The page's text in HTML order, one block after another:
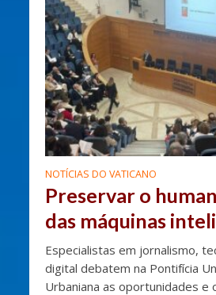
NOTÍCIAS DO VATICANO
Preservar o
das máquinas
Especialistas em jornalismo,
digital debatem na Pontifícia
Urbaniana as oportunidades e